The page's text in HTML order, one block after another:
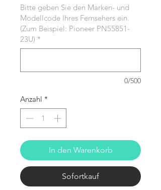
Bitte geben Sie den Marken- und
Modellcode Ihres Fernsehers ein.
(Zum Beispiel: Pioneer PN55851-
23U) *
0/500
Anzahl *
In den Warenkorb
Sofortkauf